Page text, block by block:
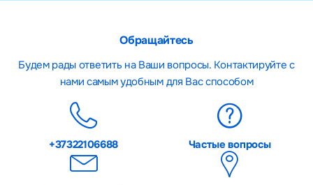
Обращайтесь
Будем рады ответить на Ваши вопросы. Контактируйте с
нами самым удобным для Вас способом
+37322106688 Частые вопросы